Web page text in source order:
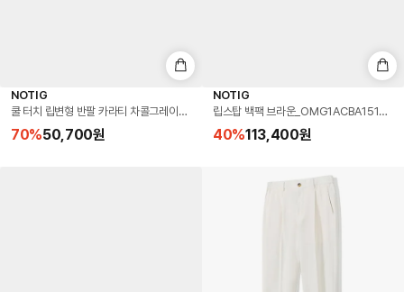
NOTIG
쿨 터치 립변형 반팔 카라티 차콜그레이_OLS1T1TS103CG
70%50,700원
NOTIG
립스탑 백팩 브라운_OMG1ACBA151W1
40%113,400원